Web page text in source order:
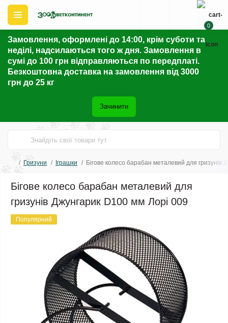
Замовлення, оформлені до 14:00, крім суботи та
неділі, надсилаються того ж дня. Замовлення в
сумі до 100 грн відправляються по передплаті.
Безкоштовна доставка на замовлення від 3000
грн до 25 кг
Зачинити
0
Гризуни Іграшки Бігове колесо барабан металевий для гризунів
Бігове колесо барабан металевий для
гризунів Джунгарик D100 мм Лорі 009
Популярний